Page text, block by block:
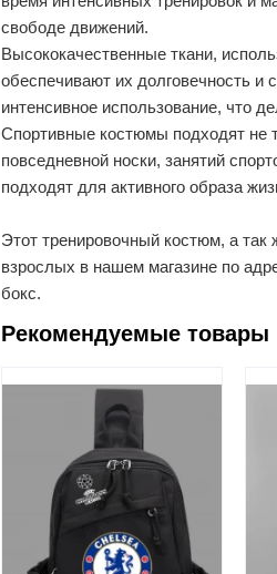
свободе движений.
Высококачественные ткани,
обеспечивают их долговечность и
интенсивное использование, что
Спортивные костюмы подходят не
повседневной носки, занятий
подходят для активного образа
Этот тренировочный костюм, а
взрослых в нашем магазине по
бокс.
Рекомендуемые товары